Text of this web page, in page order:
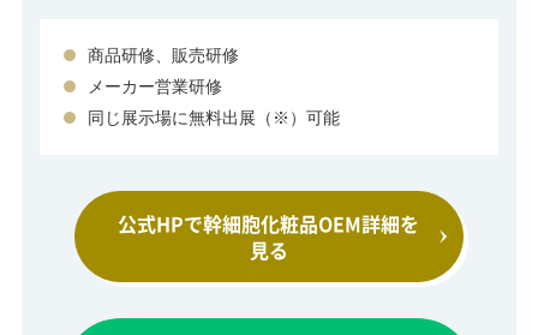
商品研修、販売研修
メーカー営業研修
同じ展示場に無料出展（※）可能
公式HPで幹細胞化粧品OEM詳細を
見る